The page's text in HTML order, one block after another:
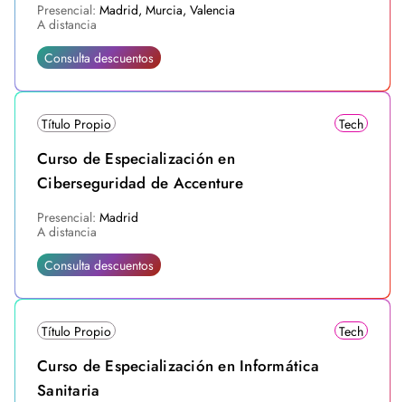
Presencial: Madrid, Murcia, Valencia
A distancia
Consulta descuentos
Título Propio Tech
Curso de Especialización en
Ciberseguridad de Accenture
Presencial: Madrid
A distancia
Consulta descuentos
Título Propio Tech
Curso de Especialización en Informática
Sanitaria